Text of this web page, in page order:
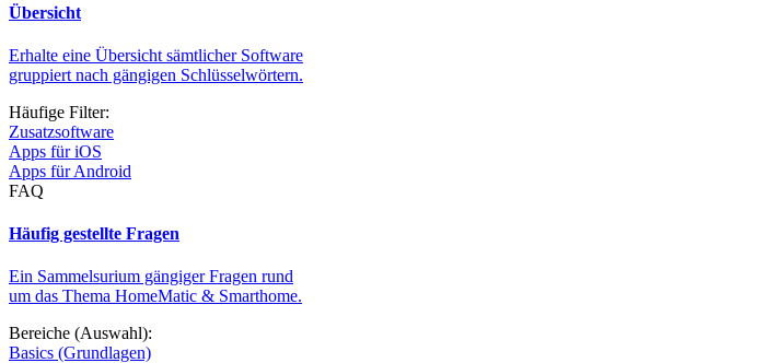
Übersicht
Erhalte eine Übersicht sämtlicher Software
gruppiert nach gängigen Schlüsselwörtern.
Häufige Filter:
Zusatzsoftware
Apps für iOS
Apps für Android
FAQ
Häufig gestellte Fragen
Ein Sammelsurium gängiger Fragen rund
um das Thema HomeMatic & Smarthome.
Bereiche (Auswahl):
Basics (Grundlagen)